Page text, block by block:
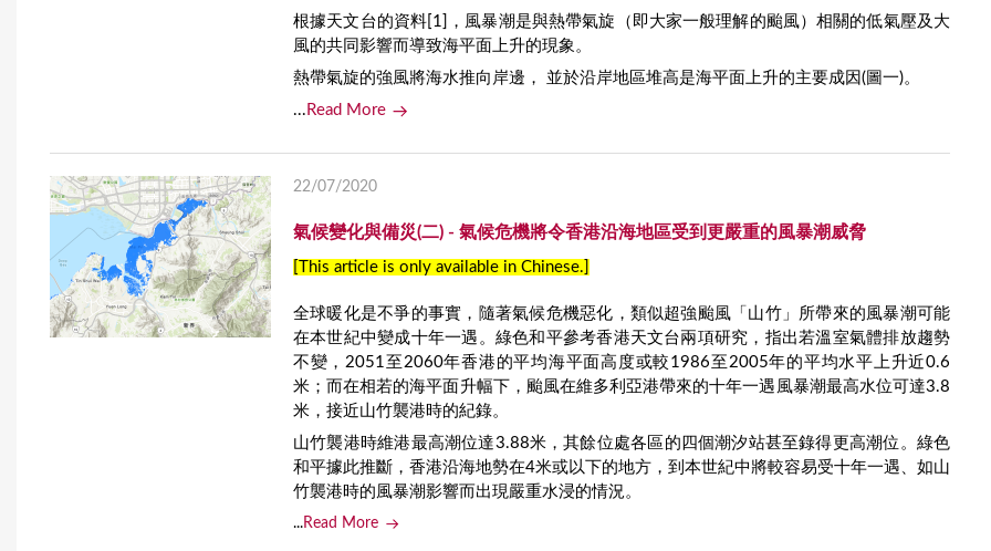
根據天文台的資料[1]，風暴潮是與熱帶氣旋（即大家一般理解的颱風）相關的低氣壓及大
風的共同影響而導致海平面上升的現象。
熱帶氣旋的強風將海水推向岸邊， 並於沿岸地區堆高是海平面上升的主要成因(圖一)。
... Read More
22/07/2020
氣候變化與備災(二) - 氣候危機將令香港沿海地區受到更嚴重的風暴潮威脅
[This article is only available in Chinese.]
全球暖化是不爭的事實，隨著氣候危機惡化，類似超強颱風「山竹」所帶來的風暴潮可能
在本世紀中變成十年一遇。綠色和平參考香港天文台兩項研究，指出若溫室氣體排放趨勢
不變，2051至2060年香港的平均海平面高度或較1986至2005年的平均水平上升近0.6
米；而在相若的海平面升幅下，颱風在維多利亞港帶來的十年一遇風暴潮最高水位可達3.8
米，接近山竹襲港時的紀錄。
山竹襲港時維港最高潮位達3.88米，其餘位處各區的四個潮汐站甚至錄得更高潮位。綠色
和平據此推斷，香港沿海地勢在4米或以下的地方，到本世紀中將較容易受十年一遇、如山
竹襲港時的風暴潮影響而出現嚴重水浸的情況。
...Read More